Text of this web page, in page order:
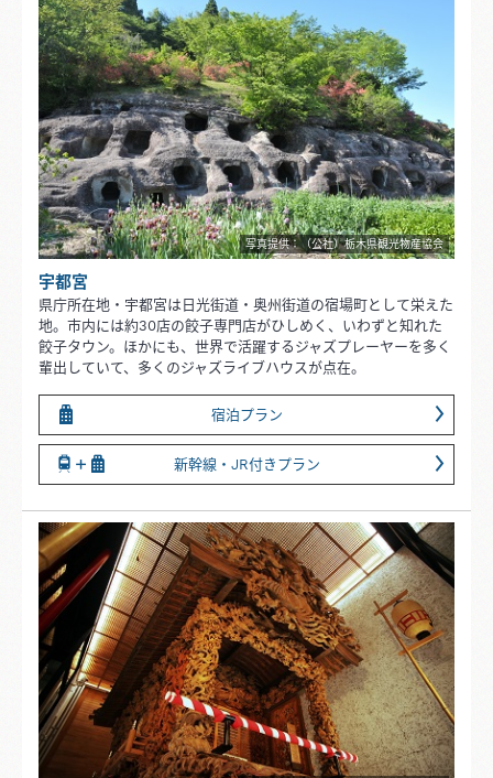
写真提供：（公社）栃木県観光物産協会
宇都宮
県庁所在地・宇都宮は日光街道・奥州街道の宿場町として栄えた
地。市内には約30店の餃子専門店がひしめく、いわずと知れた
餃子タウン。ほかにも、世界で活躍するジャズプレーヤーを多く
輩出していて、多くのジャズライブハウスが点在。
宿泊プラン
新幹線・JR付きプラン